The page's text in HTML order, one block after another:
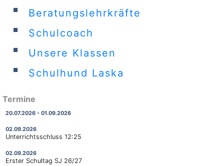
Beratungslehrkräfte
Schulcoach
Unsere Klassen
Schulhund Laska
Termine
20.07.2026 - 01.09.2026
02.09.2026
Unterrichtsschluss 12:25
02.09.2026
Erster Schultag SJ 26/27